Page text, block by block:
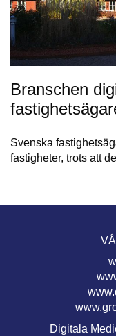
Branschen
Svenska
fastigheter, trots att
Digitala